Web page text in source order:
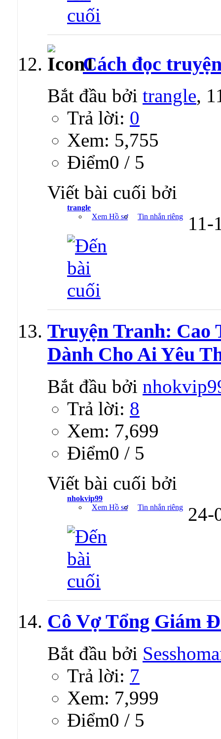
Cách đọc
Bắt đầu bởi trangle,
Trả lời: 0
Xem: 5,755
Ðiểm0 / 5
Viết bài cuối bởi
trangle
Xem Hồ sơ
Tin nhắn riêng 11-
Truyện Tranh: Cao
Dành Cho Ai Yêu
Bắt đầu bởi
Trả lời: 8
Xem: 7,699
Ðiểm0 / 5
Viết bài cuối bởi
nhokvip99
Xem Hồ sơ
Tin nhắn riêng 24-
Cô Vợ Tổng Giám
Bắt đầu bởi
Trả lời: 7
Xem: 7,999
Ðiểm0 / 5